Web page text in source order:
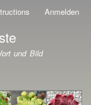
Anmelden
und Bild